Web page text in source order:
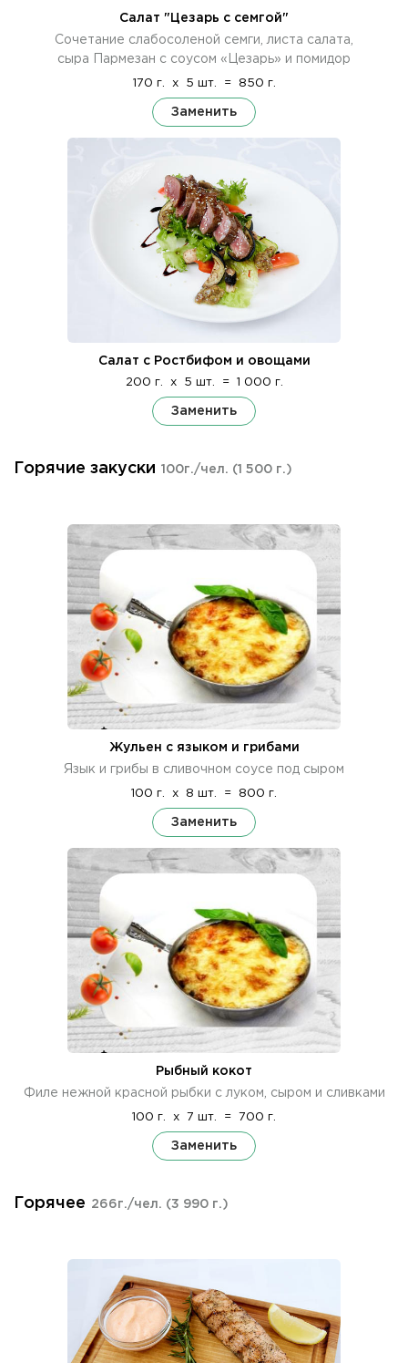
Салат "Цезарь с семгой"
Сочетание слабосоленой семги, листа салата,
сыра Пармезан с соусом «Цезарь» и помидор
170 г. x 5 шт. = 850 г.
Заменить
Салат с Ростбифом и овощами
200 г. x 5 шт. = 1 000 г.
Заменить
Горячие закуски 100г./чел. (1 500 г.)
Жульен с языком и грибами
Язык и грибы в сливочном соусе под сыром
100 г. x 8 шт. = 800 г.
Заменить
Рыбный кокот
Филе нежной красной рыбки с луком, сыром и сливками
100 г. x 7 шт. = 700 г.
Заменить
Горячее 266г./чел. (3 990 г.)